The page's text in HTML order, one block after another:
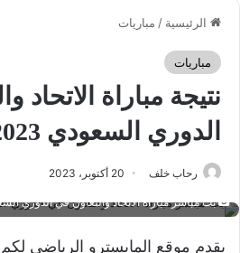
الرئيسية / مباريات
مباريات
نتيجة مباراة الاتحاد
الدوري السعودي 2023-2024
رحاب خلف 20 أكتوبر، 2023
بث مباشر مباراة الاتحاد والتعاون في الدوري السعودي
يقدم موقع المايسترو الرياضي لكم